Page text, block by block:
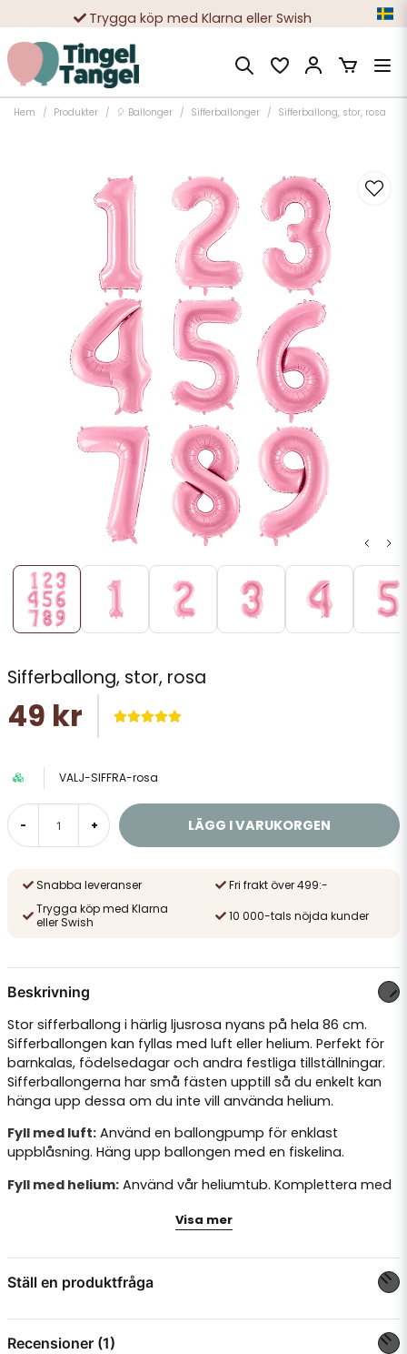
Trygga köp med Klarna eller Swish
10 000-tals nöjda kunder
Hem Produkter 🎈 Ballonger Sifferballonger Sifferballong, stor, rosa
Sifferballong, stor, rosa
49 kr
VALJ-SIFFRA-rosa
- + LÄGG I VARUKORGEN
Snabba leveranser
Fri frakt över 499:-
Trygga köp med Klarna
eller Swish
10 000-tals nöjda kunder
Beskrivning
Stor sifferballong i härlig ljusrosa nyans på hela 86 cm.
Sifferballongen kan fyllas med luft eller helium. Perfekt för
barnkalas, födelsedagar och andra festliga tillställningar.
Sifferballongerna har små fästen upptill så du enkelt kan
hänga upp dessa om du inte vill använda helium.
Fyll med luft: Använd en ballongpump för enklast
uppblåsning. Häng upp ballongen med en fiskelina.
Fyll med helium: Använd vår heliumtub. Komplettera med
Visa mer
Ställ en produktfråga
Fråga oss något om denna produkten...
Recensioner (1)